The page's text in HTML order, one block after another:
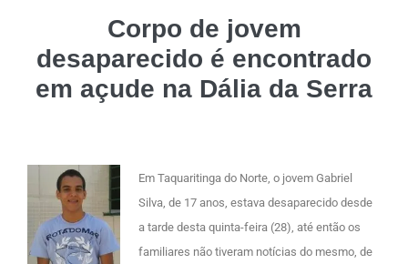
Corpo de jovem
desaparecido é encontrado
em açude na Dália da Serra
Em Taquaritinga do Norte, o jovem Gabriel
Silva, de 17 anos, estava desaparecido desde
a tarde desta quinta-feira (28), até então os
familiares não tiveram notícias do mesmo, de